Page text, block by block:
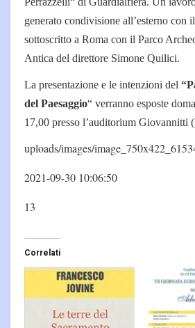
generato condivisione all’esterno con
sottoscritto a Roma con il Parco
Antica del direttore Simone Quilici.
La presentazione e le intenzioni del
del Paesaggio“ verranno esposte
17,00 presso l’auditorium Giovannitti
uploads/images/
2021-09-30 10:06:50
13
Correlati